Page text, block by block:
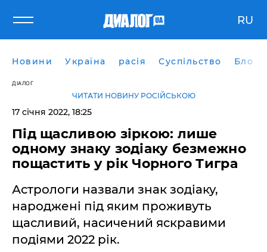
RU
Новини Україна расія Суспільство Блоги
ДІАЛОГ
ЧИТАТИ НОВИНУ РОСІЙСЬКОЮ
17 січня 2022, 18:25
Під щасливою зіркою: лише
одному знаку зодіаку безмежно
пощастить у рік Чорного Тигра
Астрологи назвали знак зодіаку,
народжені під яким проживуть
щасливий, насичений яскравими
подіями 2022 рік.